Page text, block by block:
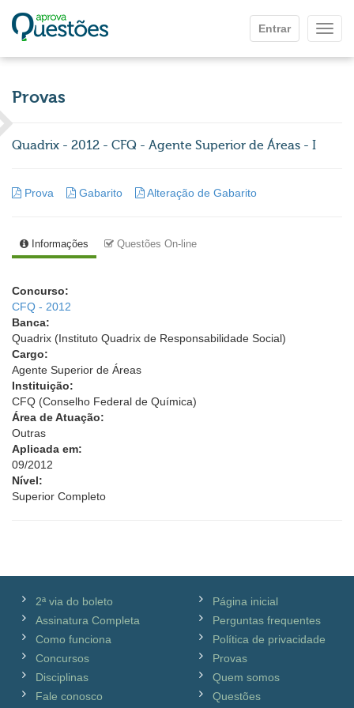
Entrar
Provas
Quadrix - 2012 - CFQ - Agente Superior de Áreas - I
Prova Gabarito Alteração de Gabarito
Informações Questões On-line
Concurso:
CFQ - 2012
Banca:
Quadrix (Instituto Quadrix de Responsabilidade Social)
Cargo:
Agente Superior de Áreas
Instituição:
CFQ (Conselho Federal de Química)
Área de Atuação:
Outras
Aplicada em:
09/2012
Nível:
Superior Completo
2ª via do boleto
Assinatura Completa
Como funciona
Concursos
Disciplinas
Fale conosco
Página inicial
Perguntas frequentes
Política de privacidade
Provas
Quem somos
Questões